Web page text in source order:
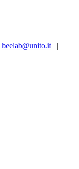
beelab@unito.it |